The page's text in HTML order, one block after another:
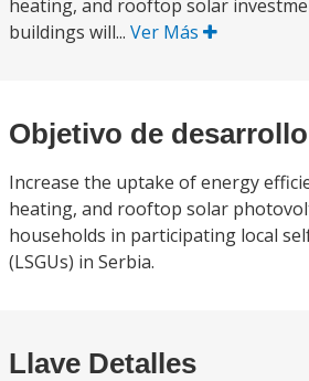
heating, and rooftop solar
buildings will... Ver Más
Objetivo de desarrollo
Increase the uptake of energy
heating, and rooftop solar
households in participating local
(LSGUs) in Serbia.
Llave Detalles